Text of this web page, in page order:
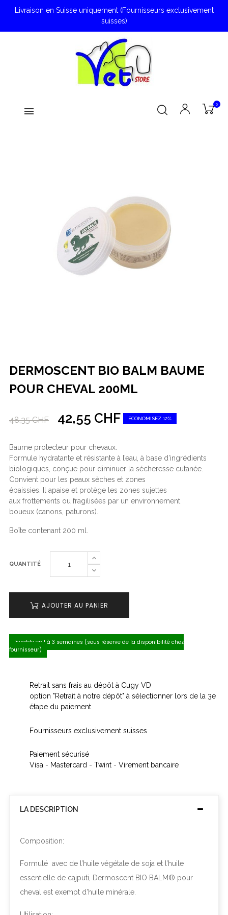
Livraison en Suisse uniquement (Fournisseurs exclusivement
suisses)
0
DERMOSCENT BIO BALM BAUME
POUR CHEVAL 200ML
48,35 CHF 42,55 CHF ECONOMISEZ 12%
Baume protecteur pour chevaux.
Formule hydratante et résistante à l’eau, à base d’ingrédients
biologiques, conçue pour diminuer la sécheresse cutanée.
Convient pour les peaux sèches et zones
épaissies. Il apaise et protège les zones sujettes
aux frottements ou fragilisées par un environnement
boueux (canons, paturons).
Boîte contenant 200 ml.
QUANTITÉ
AJOUTER AU PANIER
livrable en 1 à 3 semaines (sous réserve de la disponibilité chez
fournisseur)
Retrait sans frais au dépôt à Cugy VD
option "Retrait à notre dépôt" à sélectionner lors de la 3e
étape du paiement
Fournisseurs exclusivement suisses
Paiement sécurisé
Visa - Mastercard - Twint - Virement bancaire
LA DESCRIPTION
Composition:
Formulé avec de l’huile végétale de soja et l’huile
essentielle de cajputi, Dermoscent BIO BALM® pour
cheval est exempt d’huile minérale.